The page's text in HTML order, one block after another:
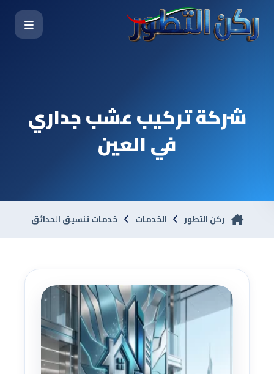
شركة تركيب عشب جداري
في العين
ركن التطور الخدمات خدمات تنسيق الحدائق